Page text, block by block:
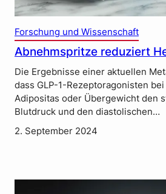
Forschung und Wissenschaft
Abnehmspritze reduziert
Die Ergebnisse einer aktuellen
dass GLP-1-Rezeptoragonisten
Adipositas oder Übergewicht den
Blutdruck und den diastolischen…
2. September 2024